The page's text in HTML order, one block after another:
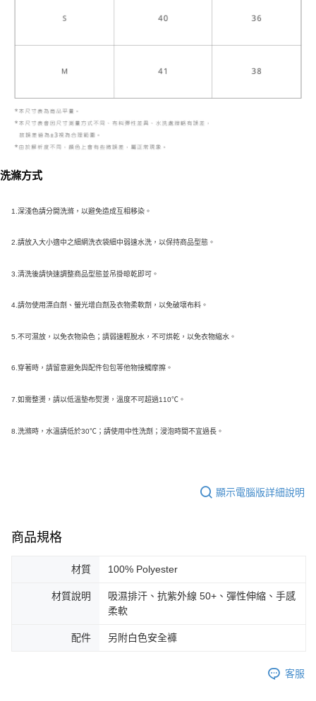
洗滌方式
1.深淺色請分開洗滌，以避免造成互相移染。
2.請放入大小適中之細網洗衣袋細中弱速水洗，以保持商品型態。
3.清洗後請快速調整商品型態並吊掛晾乾即可。
4.請勿使用漂白劑、螢光增白劑及衣物柔軟劑，以免破壞布料。
5.不可濕放，以免衣物染色；請弱速輕脫水，不可烘乾，以免衣物縮水。
6.穿著時，請留意避免與配件包包等他物接觸摩擦。
7.如需整燙，請以低溫墊布熨燙，溫度不可超過110℃。
8. 洗滌時，水溫請低於30℃；請使用中性洗劑；浸泡時間不宜過長。
顯示電腦版詳細說明
商品規格
材質 100% Polyester
材質說明
吸濕排汗、抗紫外線 50+、彈性伸縮、手感
柔軟
配件 另附白色安全褲
客服